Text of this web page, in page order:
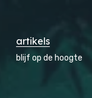
artikels
blijf op de hoogte